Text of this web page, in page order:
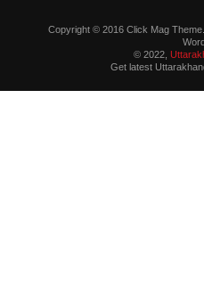
Copyright © 2016 Click Mag
© 2022,
Get latest